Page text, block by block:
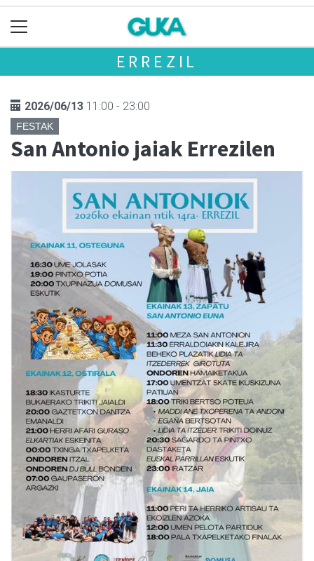
ERREZIL
2026/06/13 11:00 - 23:00
FESTAK
San Antonio jaiak Errezilen